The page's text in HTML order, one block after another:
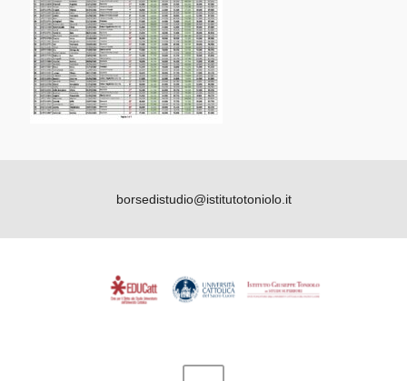
borsedistudio@istitutotoniolo.it